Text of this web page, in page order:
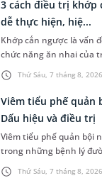
Thứ Sáu, 7 tháng 8, 2026
3 cách điều trị khớp
dễ thực hiện, hiệ...
Khớp cắn ngược là vấn
chức năng ăn nhai của
sự cân đối của khuôn
phục sớm tình trạng này
Thứ Sáu, 7 tháng 8, 2026
Viêm tiểu phế quản
Dấu hiệu và điều trị
Viêm tiểu phế quản bội
trong những bệnh lý
thường bùng phát vào
những tổn thương ban